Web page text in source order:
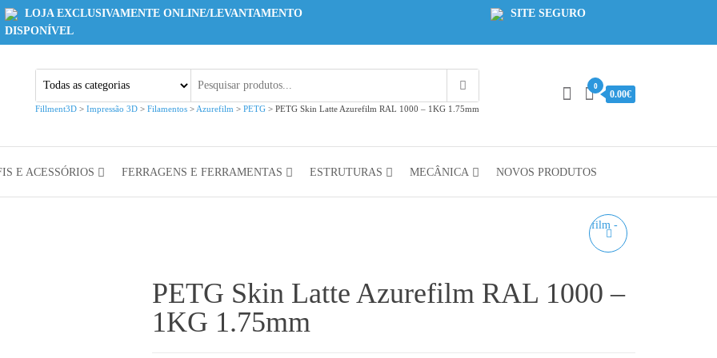
LOJA EXCLUSIVAMENTE ONLINE/LEVANTAMENTO
DISPONÍVEL
SITE SEGURO
Fillment3D > Impressão 3D > Filamentos > Azurefilm > PETG > PETG Skin Latte Azurefilm RAL 1000 – 1KG 1.75mm
0
0.00€
E ACESSÓRIOS FERRAGENS E FERRAMENTAS ESTRUTURAS MECÂNICA NOVOS PRODUTOS
PETG Skin Latte Azurefilm RAL 1000 –
1KG 1.75mm